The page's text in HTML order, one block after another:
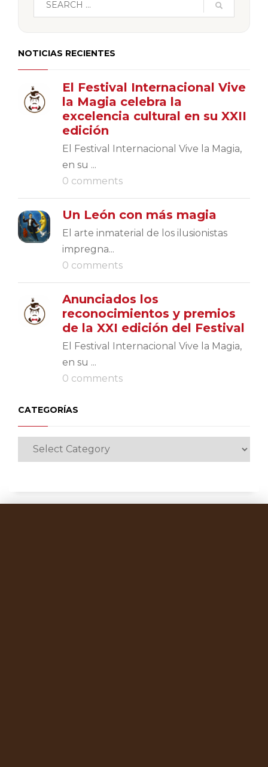
NOTICIAS RECIENTES
El Festival Internacional Vive
la Magia celebra la
excelencia cultural en su XXII
edición
El Festival Internacional Vive la Magia,
en su ...
0 comments
Un León con más magia
El arte inmaterial de los ilusionistas
impregna...
0 comments
Anunciados los
reconocimientos y premios
de la XXI edición del Festival
El Festival Internacional Vive la Magia,
en su ...
0 comments
CATEGORÍAS